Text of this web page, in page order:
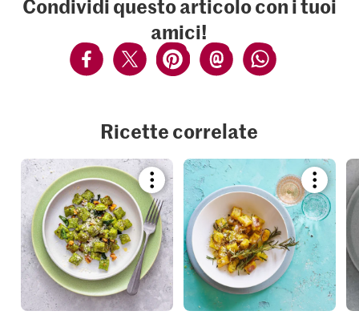
amici!
Ricette correlate
Bookmark
recipe
or
add
it
to
your
collections.
recipe
or
add
it
to
your